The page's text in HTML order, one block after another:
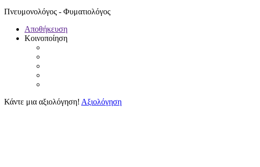
Πνευμονολόγος - Φυματιολόγος
Αποθήκευση
Κοινοποίηση
Κάντε μια αξιολόγηση! Αξιολόγηση